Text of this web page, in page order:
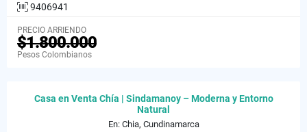
9406941
PRECIO ARRIENDO
$1.800.000
Pesos Colombianos
Casa en Venta Chía | Sindamanoy – Moderna y Entorno
Natural
En: Chia, Cundinamarca